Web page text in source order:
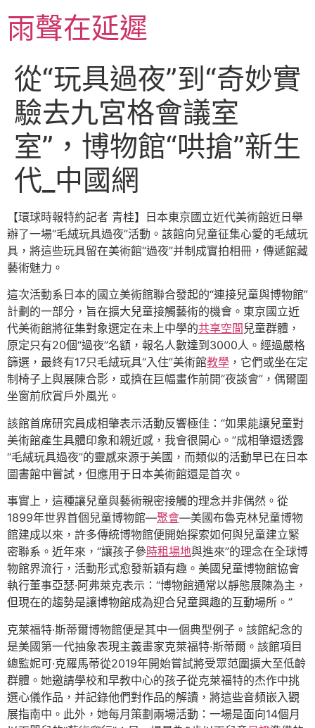
至
主雨聲在延遲
從“玩具過夜”到“奇妙實
驗去九宮格會議室
室”，博物館“哄搶”新生
代_中國網
【環球時報特約記者 青桂】日本東京國立近代美術館近日舉
辦了一場“毛絨玩具過夜”活動。該館向兒童征集心愛的毛絨玩
具，將這些玩具留在美術館“過夜”并制成實拍相冊，傳遞館藏
藝術魅力。
這次活動系日本的國立美術館聯合發起的“連接兒童與博物館”
計劃的一部分，旨在擴大兒童接觸藝術的機會。東京國立近
代美術館將征集對象選定在未上中學的共享空間 兒童群體，
原定只有20個“過夜”名額，報名人數達到3000人。經過嚴格
篩選，最終有17只毛絨玩具“入住”美術館教學 ，它們或坐在定
制椅子上與展陳合影，或擠在巨幅畫作前開“夜談會”，偶爾圍
坐窗前欣賞戶外風光。
該館首席研究員成相肇表示活動反響極佳：“如果能讓兒童對
美術館產生具體印象和親近感，我會很開心。”成相肇還透露
“毛絨玩具過夜”的靈感來源于美國，而類似的活動早已在日本
圖書館中嘗試，但應用于日本美術館還是首次。
事實上，這種讓兒童與藝術親密接觸的理念并非偶然。從
1899年世界首個兒童博物館—聚會—美國布魯克林兒童博物
館建成以來，許多傳統博物館便開始探索如何與兒童建立緊
密聯系。近年來，“讓孩子參時租場地與進來”的理念在全球博
物館界流行，活動形式愈發新穎有趣。美國兒童博物館協會
執行董事亞瑟·阿弗萊克表示：“博物館通常以靜態展陳為主，
但現在的趨勢是讓博物館成為迎合兒童興趣的互動場所。”
克萊福特·斯蒂爾博物館便是其中一個典型例子。該館紀念的
是美國第一代抽象表現主義畫家克萊福特·斯蒂爾。該館項目
總監妮可·克羅馬蒂從2019年開始嘗試將受眾范圍擴大至低齡
群體。她邀請學校和早教中心的孩子從克萊福特的杰作中挑
選心儀作品，并記錄他們對作品的解讀，將這些音頻嵌入觀
展指南中。此外，她每月策劃兩場活動：一場是面向14個月